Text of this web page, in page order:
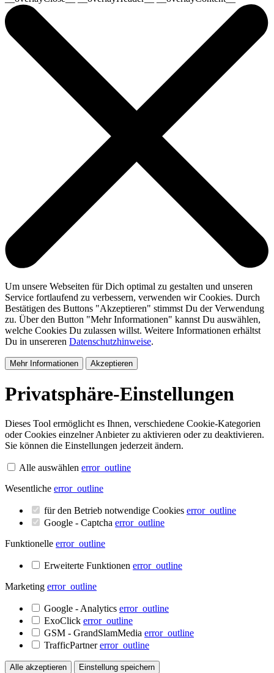
Um unsere Webseiten für Dich optimal zu gestalten und unseren
Service fortlaufend zu verbessern, verwenden wir Cookies. Durch
Bestätigen des Buttons "Akzeptieren" stimmst Du der Verwendung
zu. Über den Button "Mehr Informationen" kannst Du auswählen,
welche Cookies Du zulassen willst. Weitere Informationen erhältst
Du in unsereren Datenschutzhinweise.
Mehr Informationen Akzeptieren
Privatsphäre-Einstellungen
Dieses Tool ermöglicht es Ihnen, verschiedene Cookie-Kategorien
oder Cookies einzelner Anbieter zu aktivieren oder zu deaktivieren.
Sie können die Einstellungen jederzeit ändern.
Alle auswählen error_outline
Wesentliche error_outline
für den Betrieb notwendige Cookies error_outline
Google - Captcha error_outline
Funktionelle error_outline
Erweiterte Funktionen error_outline
Marketing error_outline
Google - Analytics error_outline
ExoClick error_outline
GSM - GrandSlamMedia error_outline
TrafficPartnererror_outline
Alle akzeptieren Einstellung speichern